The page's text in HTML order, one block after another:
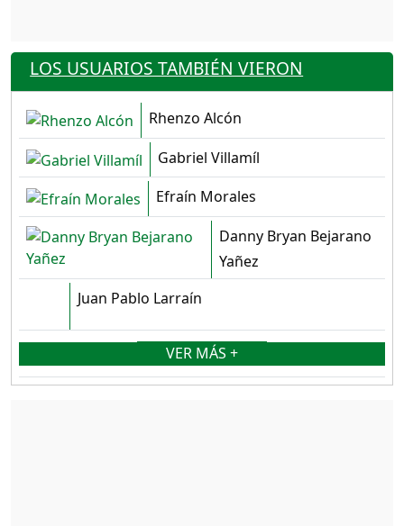
LOS USUARIOS TAMBIÉN VIERON
Rhenzo Alcón
Gabriel Villamíl
Efraín Morales
Danny Bryan Bejarano
Yañez
Juan Pablo Larraín
VER MÁS +